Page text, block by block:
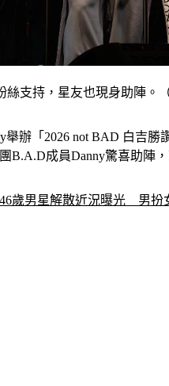
絲支持，星友也現身助陣。
舉辦「2026 not BAD 白吉
B.A.D成員Danny驚喜助陣
歲男星解散近況曝光　男扮